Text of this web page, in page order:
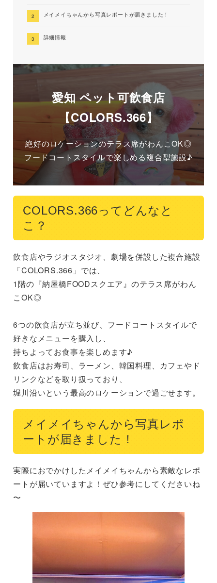
メイメイちゃんから写真レポートが届きました！
詳細情報
愛知 ペット可飲食店
【COLORS.366】
絶好のロケーションのテラス席がわんこOK◎
フードコートスタイルで楽しめる複合型施設♪
COLORS.366ってどんなと
こ？
飲食店やラジオスタジオ、劇場を併設した複合施設
「COLORS.366」では、
1階の『納屋橋FOODスクエア』のテラス席がわん
こOK◎
6つの飲食店が立ち並び、フードコートスタイルで
好きなメニューを購入し、
持ちよってお食事を楽しめます♪
飲食店はお寿司、ラーメン、韓国料理、カフェやド
リンクなどを取り扱っており、
堀川沿いという最高のロケーションで過ごせます。
メイメイちゃんから写真レポ
ートが届きました！
実際におでかけしたメイメイちゃんから素敵なレポ
ートが届いていますよ！ぜひ参考にしてくださいね
〜